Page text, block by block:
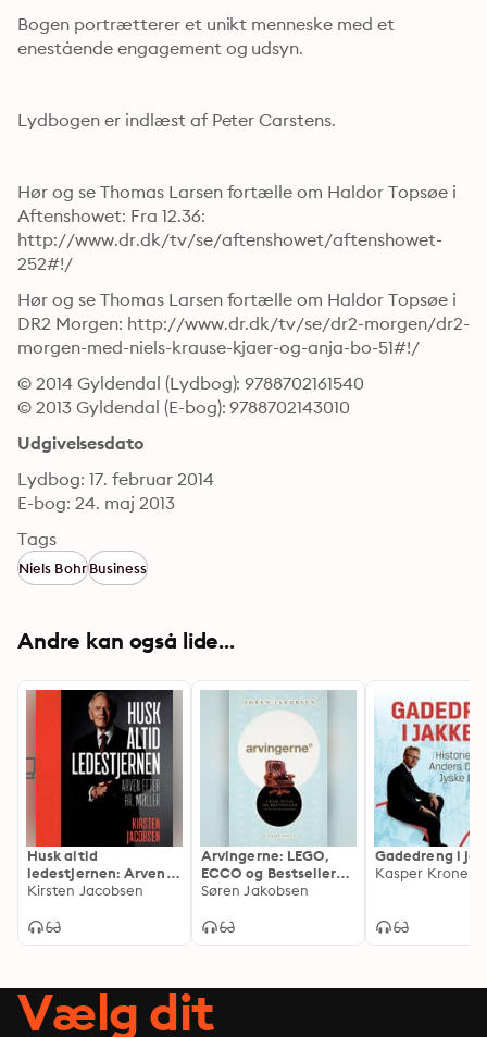
Bogen portrætterer et unikt menneske med et
enestående engagement og udsyn.
Lydbogen er indlæst af Peter Carstens.
Hør og se Thomas Larsen fortælle om Haldor Topsøe i
Aftenshowet: Fra 12.36:
http://www.dr.dk/tv/se/aftenshowet/aftenshowet-
252#!/
Hør og se Thomas Larsen fortælle om Haldor Topsøe i
DR2 Morgen: http://www.dr.dk/tv/se/dr2-morgen/dr2-
morgen-med-niels-krause-kjaer-og-anja-bo-51#!/
© 2014 Gyldendal (Lydbog): 9788702161540
© 2013 Gyldendal (E-bog): 9788702143010
Udgivelsesdato
Lydbog: 17. februar 2014
E-bog: 24. maj 2013
Tags
Niels BohrBusiness
Andre kan også lide...
Husk altid
ledestjernen: Arven
efter Hr. Møller
Kirsten Jacobsen
Arvingerne: LEGO,
ECCO og Bestseller
og de nye
Søren Jakobsen
Gadedreng i
Kasper
Vælg dit